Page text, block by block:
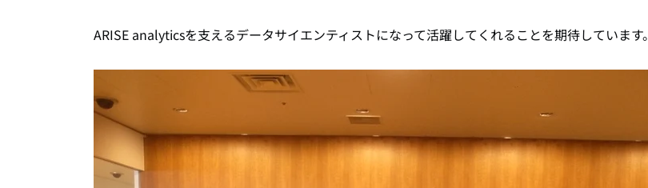
ARISE analyticsを支えるデータサイエンティストになって活躍してくれることを期待しています。